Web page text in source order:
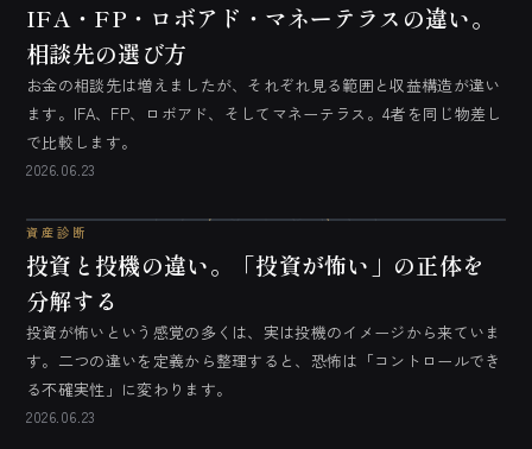
IFA・FP・ロボアド・マネーテラスの違い。
相談先の選び方
お金の相談先は増えましたが、それぞれ見る範囲と収益構造が違い
ます。IFA、FP、ロボアド、そしてマネーテラス。4者を同じ物差し
で比較します。
2026.06.23
資産診断
投資と投機の違い。「投資が怖い」の正体を
分解する
投資が怖いという感覚の多くは、実は投機のイメージから来ていま
す。二つの違いを定義から整理すると、恐怖は「コントロールでき
る不確実性」に変わります。
2026.06.23